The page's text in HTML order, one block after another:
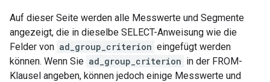
Auf dieser Seite werden alle Messwerte und Segmente
angezeigt, die in dieselbe SELECT-Anweisung wie die
Felder von ad_group_criterion eingefügt werden
können. Wenn Sie ad_group_criterion in der FROM-
Klausel angeben, können jedoch einige Messwerte und